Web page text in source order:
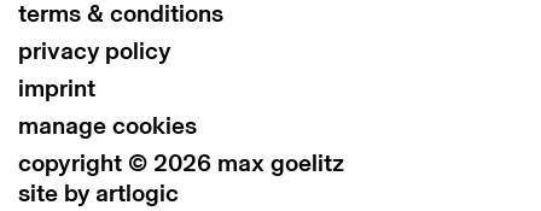
terms & conditions
privacy policy
imprint
manage cookies
copyright © 2026 max goelitz
site by artlogic